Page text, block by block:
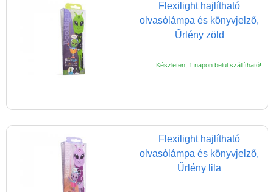
Flexilight hajlítható
olvasólámpa és könyvjelző,
Űrlény zöld
Készleten, 1 napon belül szállítható!
Flexilight hajlítható
olvasólámpa és könyvjelző,
Űrlény lila
különleges papírból
SANTORO GORJUSS
Zenélő ékszerdoboz
Diafilm
Építőjáték
Foglalkoztató füzet